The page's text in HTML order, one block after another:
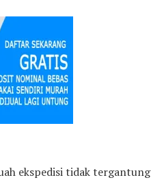
ekspedisi tidak tergantung